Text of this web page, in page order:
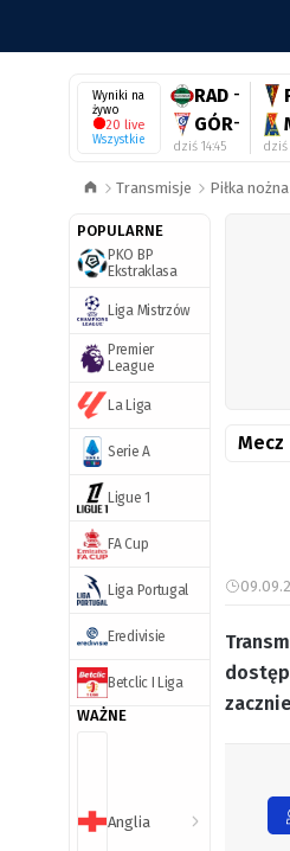
Wyniki na
żywo
20 live
Wszystkie
RAD -
GÓR-
dziś 14:45 dziś
Transmisje Piłka nożna
POPULARNE
PKO BP
Ekstraklasa
Liga Mistrzów
Premier
League
La Liga
Serie A
Ligue 1
FA Cup
Liga Portugal
Eredivisie
Betclic I Liga
WAŻNE
Anglia
Mecz